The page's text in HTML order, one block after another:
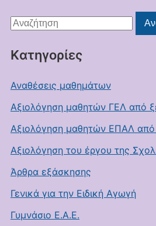
Αναζήτηση
για:
Kατηγορίες
Αναθέσεις μαθημάτων
Αξιολόγηση μαθητών ΓΕΛ από
Αξιολόγηση μαθητών ΕΠΑΛ από
Αξιολόγηση του έργου της
Άρθρα εξάσκησης
Γενικά για την Ειδική Αγωγή
Γυμνάσιο Ε.Α.Ε.